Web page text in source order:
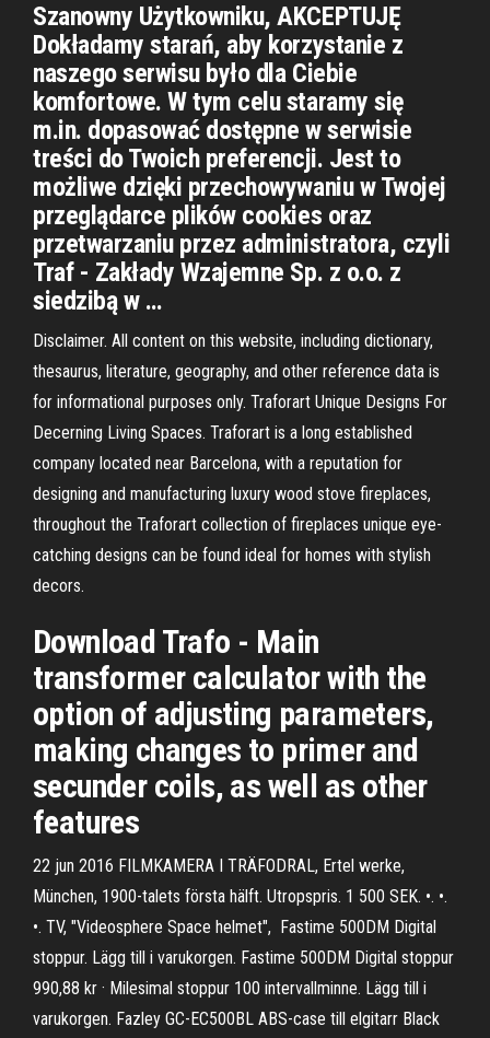
Szanowny Użytkowniku, AKCEPTUJĘ
Dokładamy starań, aby korzystanie z
naszego serwisu było dla Ciebie
komfortowe. W tym celu staramy się
m.in. dopasować dostępne w serwisie
treści do Twoich preferencji. Jest to
możliwe dzięki przechowywaniu w Twojej
przeglądarce plików cookies oraz
przetwarzaniu przez administratora, czyli
Traf - Zakłady Wzajemne Sp. z o.o. z
siedzibą w …
Disclaimer. All content on this website, including dictionary,
thesaurus, literature, geography, and other reference data is
for informational purposes only. Traforart Unique Designs For
Decerning Living Spaces. Traforart is a long established
company located near Barcelona, with a reputation for
designing and manufacturing luxury wood stove fireplaces,
throughout the Traforart collection of fireplaces unique eye-
catching designs can be found ideal for homes with stylish
decors.
Download Trafo - Main
transformer calculator with the
option of adjusting parameters,
making changes to primer and
secunder coils, as well as other
features
22 jun 2016 FILMKAMERA I TRÄFODRAL, Ertel werke,
München, 1900-talets första hälft. Utropspris. 1 500 SEK. •. •.
•. TV, "Videosphere Space helmet", Fastime 500DM Digital
stoppur. Lägg till i varukorgen. Fastime 500DM Digital stoppur
990,88 kr · Milesimal stoppur 100 intervallminne. Lägg till i
varukorgen. Fazley GC-EC500BL ABS-case till elgitarr Black